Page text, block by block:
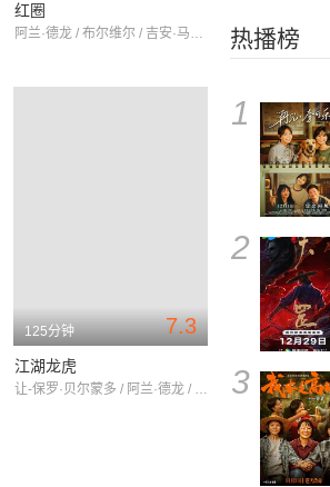
热播榜
1
2
3
红圈
阿兰·德龙 / 布尔维尔 / 吉安·马里亚·沃隆特
7.3
125分钟
江湖龙虎
让-保罗·贝尔蒙多 / 阿兰·德龙 / 叶卡捷琳娜·鲁韦尔